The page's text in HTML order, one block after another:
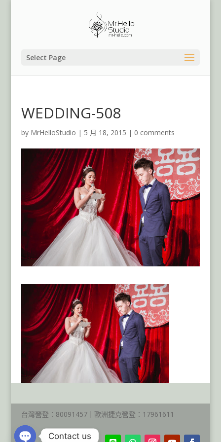
Select Page
WEDDING-508
by MrHelloStudio | 5 月 18, 2015 | 0 comments
台灣營登：80091457｜歐洲捷克營登：17961611
Contact us